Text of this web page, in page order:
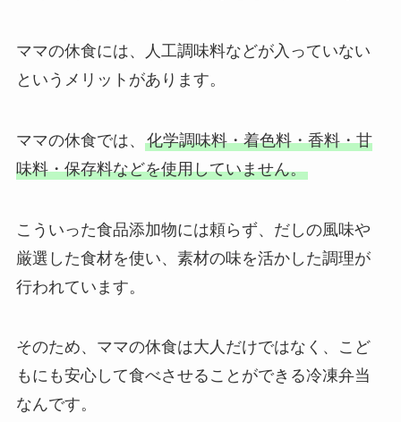
ママの休食には、人工調味料などが入っていない
というメリットがあります。
ママの休食では、 化学調味料・着色料・香料・甘
味料・保存料などを使用していません。
こういった食品添加物には頼らず、だしの風味や
厳選した食材を使い、素材の味を活かした調理が
行われています。
そのため、ママの休食は大人だけではなく、こど
もにも安心して食べさせることができる冷凍弁当
なんです。